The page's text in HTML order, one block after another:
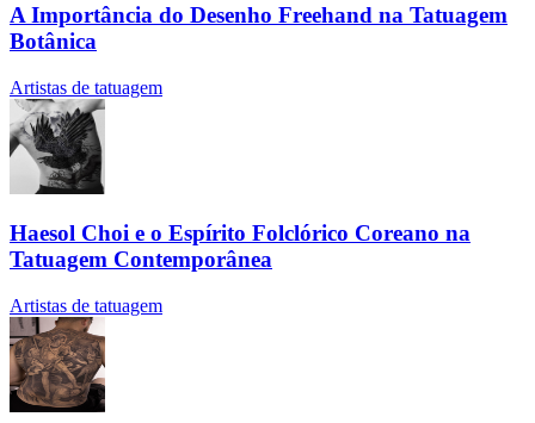
A Importância do Desenho Freehand na Tatuagem
Botânica
Artistas de tatuagem
Haesol Choi e o Espírito Folclórico Coreano na
Tatuagem Contemporânea
Artistas de tatuagem